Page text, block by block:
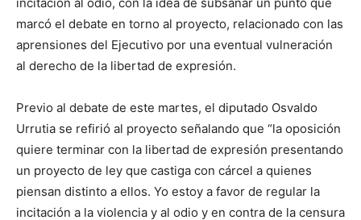
marcó el debate en torno al proyecto, relacionado con las
aprensiones del Ejecutivo por una eventual vulneración
al derecho de la libertad de expresión.
Previo al debate de este martes, el diputado Osvaldo
Urrutia se refirió al proyecto señalando que “la oposición
quiere terminar con la libertad de expresión presentando
un proyecto de ley que castiga con cárcel a quienes
piensan distinto a ellos. Yo estoy a favor de regular la
incitación a la violencia y al odio y en contra de la censura